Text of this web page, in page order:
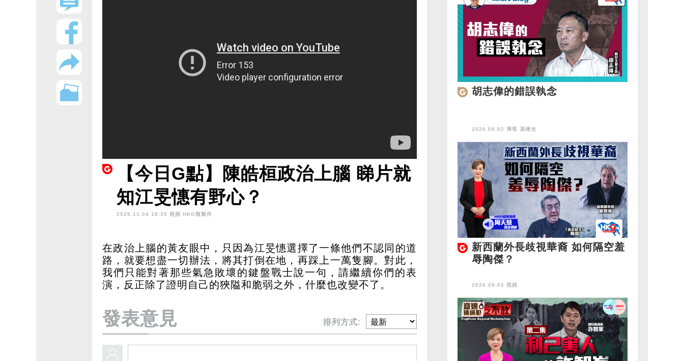
【今日G點】陳皓桓政治上腦 睇片就
知江旻憓有野心？
2025.11.04 18:35 視頻 HKG報製作
在政治上腦的黃友眼中，只因為江旻憓選擇了一條他們不認同的道
路，就要想盡一切辦法，將其打倒在地，再踩上一萬隻腳。對此，
我們只能對著那些氣急敗壞的鍵盤戰士說一句，請繼續你們的表
演，反正除了證明自己的狹隘和脆弱之外，什麼也改變不了。
發表意見 排列方式:
胡志偉的錯誤執念
2026.08.02 博客 馮煒光
新西蘭外長歧視華裔 如何隔空羞
辱陶傑？
2026.08.02 視頻